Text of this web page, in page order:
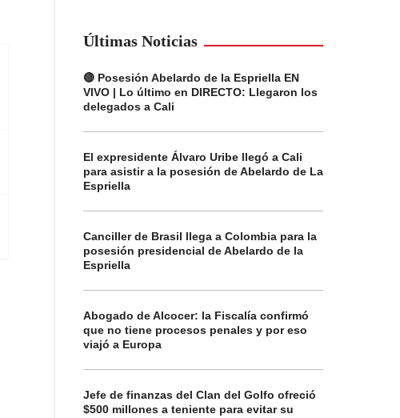
Últimas Noticias
🔴 Posesión Abelardo de la Espriella EN
VIVO | Lo último en DIRECTO: Llegaron los
delegados a Cali
El expresidente Álvaro Uribe llegó a Cali
para asistir a la posesión de Abelardo de La
Espriella
Canciller de Brasil llega a Colombia para la
posesión presidencial de Abelardo de la
Espriella
Abogado de Alcocer: la Fiscalía confirmó
que no tiene procesos penales y por eso
viajó a Europa
Jefe de finanzas del Clan del Golfo ofreció
$500 millones a teniente para evitar su